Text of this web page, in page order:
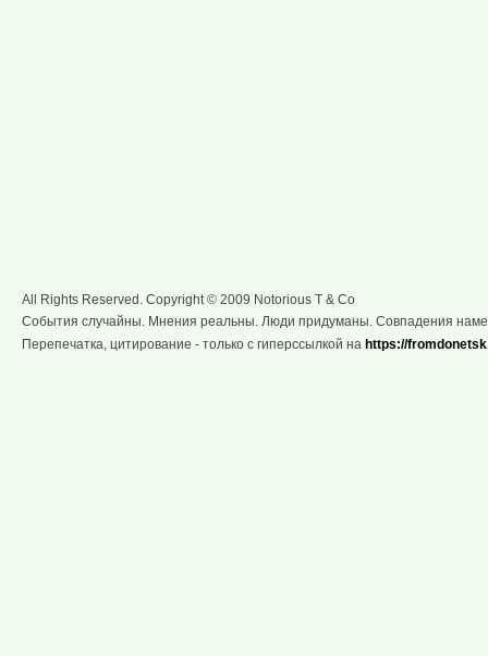
All Rights Reserved. Copyright © 2009 Notorious T & Co
События случайны. Мнения реальны. Люди придуманы. Совпадения
Перепечатка, цитирование - только с гиперссылкой на https://